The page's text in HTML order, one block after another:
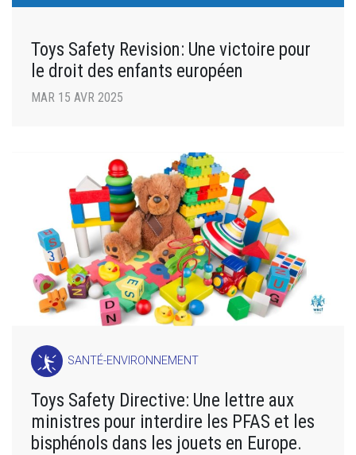
Toys Safety Revision: Une victoire pour
le droit des enfants européen
MAR 15 AVR 2025
SANTÉ-ENVIRONNEMENT
Toys Safety Directive: Une lettre aux
ministres pour interdire les PFAS et les
bisphénols dans les jouets en Europe.